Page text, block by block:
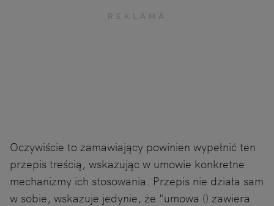
Oczywiście to zamawiający powinien wypełnić ten
przepis treścią, wskazując w umowie konkretne
mechanizmy ich stosowania. Przepis nie działa sam
w sobie, wskazuje jedynie, że "umowa () zawiera